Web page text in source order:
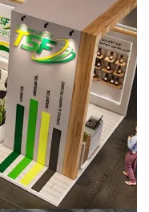
خدمات